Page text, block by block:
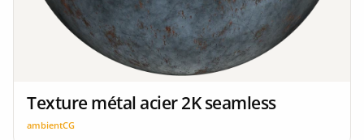
Texture métal acier 2K seamless
ambientCG